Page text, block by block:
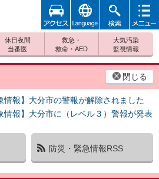
閉じる
報】大分市の警報が解除されました
情報】大分市に（レベル３）警報が発表
防災・緊急情報RSS
休日夜間
当番医
救急・
救命・AED
大気汚染
監視情報
アクセ
ス
foreign 検索
メニュ